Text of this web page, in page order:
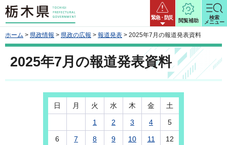
栃木県 緊急・防災
閲覧補助
検索
メニュー
ホーム > 県政情報 > 県政の広報 > 報道発表 > 2025年7月の報道発表資料
2025年7月の報道発表資料
日 月 火 水 木 金 土
1 2 3 4 5
6 7 8 9 10 11 12